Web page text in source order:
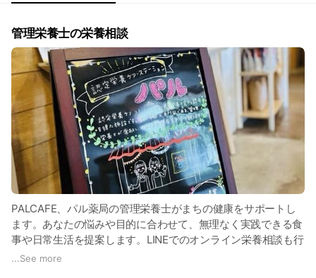
管理栄養士の栄養相談
PALCAFE、パル薬局の管理栄養士がまちの健康をサポートし
ます。あなたの悩みや目的に合わせて、無理なく実践できる食
事や日常生活を提案します。LINEでのオンライン栄養相談も行
っています。リンクよりご確認ください。
...See more